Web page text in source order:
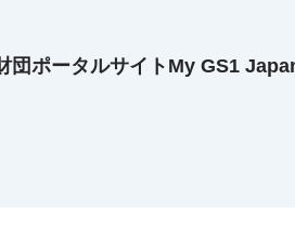
ポータルサイトMy GS1